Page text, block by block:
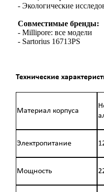
- Экологические
Совместимые бренды:
- Millipore: все модели
- Sartorius 16713PS
Технические
Материал корпуса
Электропитание
Мощность